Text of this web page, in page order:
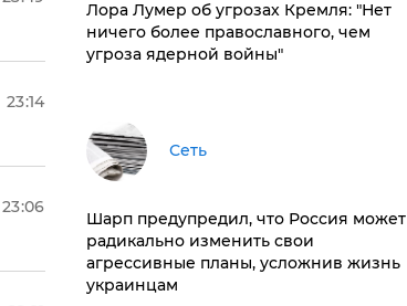
23:14
23:06
Лора Лумер об угрозах Кремля: "Нет
ничего более православного, чем
угроза ядерной войны"
Сеть
Шарп предупредил, что Россия может
радикально изменить свои
агрессивные планы, усложнив жизнь
украинцам